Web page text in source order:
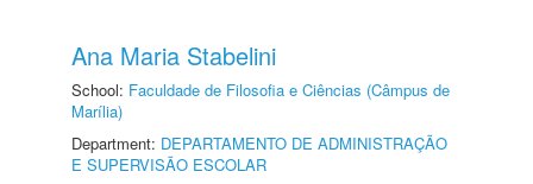
Ana Maria Stabelini
School: Faculdade de Filosofia e Ciências (Câmpus de
Marília)
Department: DEPARTAMENTO DE ADMINISTRAÇÃO
E SUPERVISÃO ESCOLAR